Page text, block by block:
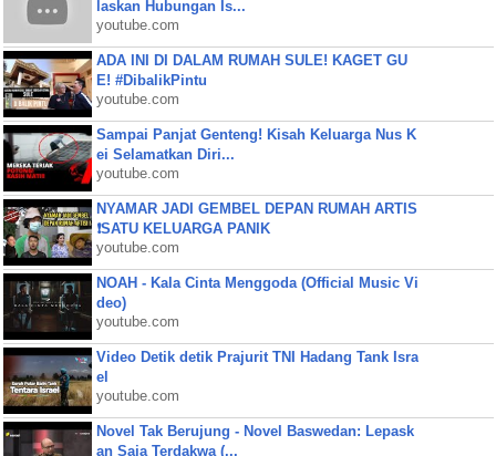
laskan Hubungan Is...
youtube.com
ADA INI DI DALAM RUMAH SULE! KAGET GU
E! #DibalikPintu
youtube.com
Sampai Panjat Genteng! Kisah Keluarga Nus K
ei Selamatkan Diri...
youtube.com
NYAMAR JADI GEMBEL DEPAN RUMAH ARTIS
❗SATU KELUARGA PANIK
youtube.com
NOAH - Kala Cinta Menggoda (Official Music Vi
deo)
youtube.com
Video Detik detik Prajurit TNI Hadang Tank Isra
el
youtube.com
Novel Tak Berujung - Novel Baswedan: Lepask
an Saja Terdakwa (...